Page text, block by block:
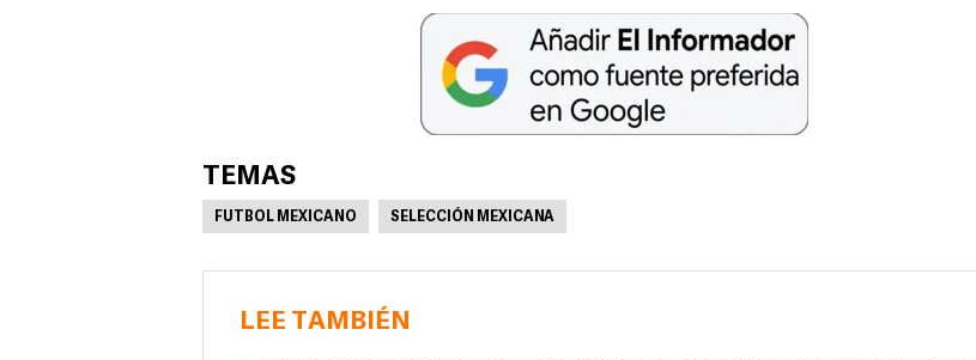
TEMAS
FUTBOL MEXICANO SELECCIÓN MEXICANA
LEE TAMBIÉN